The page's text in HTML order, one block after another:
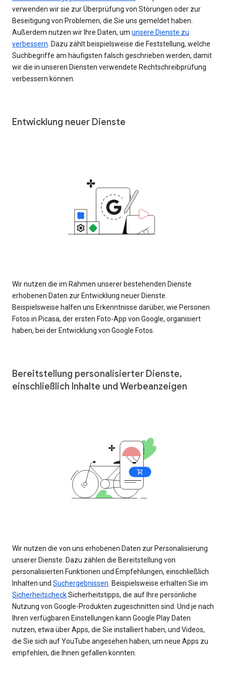
verwenden wir sie zur Überprüfung von Störungen oder zur
Beseitigung von Problemen, die Sie uns gemeldet haben.
Außerdem nutzen wir Ihre Daten, um unsere Dienste zu
verbessern . Dazu zählt beispielsweise die Feststellung, welche
Suchbegriffe am häufigsten falsch geschrieben werden, damit
wir die in unseren Diensten verwendete Rechtschreibprüfung
verbessern können.
Entwicklung neuer Dienste
Wir nutzen die im Rahmen unserer bestehenden Dienste
erhobenen Daten zur Entwicklung neuer Dienste.
Beispielsweise halfen uns Erkenntnisse darüber, wie Personen
Fotos in Picasa, der ersten Foto-App von Google, organisiert
haben, bei der Entwicklung von Google Fotos.
Bereitstellung personalisierter Dienste,
einschließlich Inhalte und Werbeanzeigen
Wir nutzen die von uns erhobenen Daten zur Personalisierung
unserer Dienste. Dazu zählen die Bereitstellung von
personalisierten Funktionen und Empfehlungen, einschließlich
Inhalten und Suchergebnissen . Beispielsweise erhalten Sie im
SicherheitscheckSicherheitstipps, die auf Ihre persönliche
Nutzung von Google-Produkten zugeschnitten sind. Und je nach
Ihren verfügbaren Einstellungen kann Google Play Daten
nutzen, etwa über Apps, die Sie installiert haben, und Videos,
die Sie sich auf YouTube angesehen haben, um neue Apps zu
empfehlen, die Ihnen gefallen könnten.